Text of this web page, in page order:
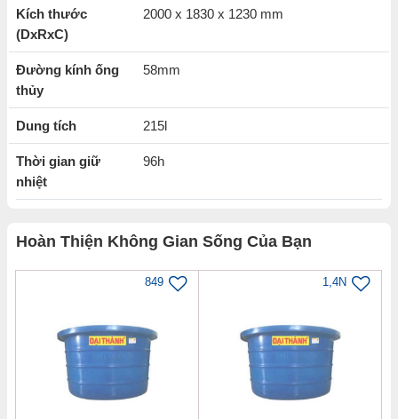
Lớp bảo ôn
nước kéo dài
nổ hay chập điện
Tiết kiệm điện 100%:Giúp gia đình tiết kiệm được một
khoản lớn tiền điện hàng tháng
Kích thước
(DxRxC)
2000 x 1830 x 1230 mm
Đường kính ống
thủy
58mm
Dung tích 215l
Thời gian giữ
nhiệt
96h
Hoàn Thiện Không Gian Sống Của Bạn
849 1,4N